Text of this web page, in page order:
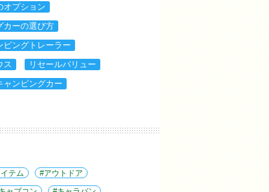
オプション
カーの選び方
ピングトレーラー
ス リセールバリュー
ャンピングカー
テム アウトドア